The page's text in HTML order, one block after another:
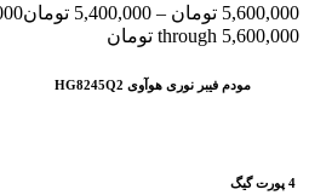
5,600,000 تومان –
5,400,000 تومان
through 5,600,000 تومان
مودم فیبر نوری هوآوی HG8245Q2